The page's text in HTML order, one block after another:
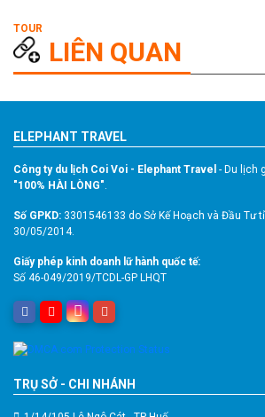
LIÊN QUAN
ELEPHANT TRAVEL
Công ty du lịch Coi Voi - Elephant Travel - Du lịch
"100% HÀI LÒNG".
Số GPKD: 3301546133 do Sở Kế Hoạch và Đầu Tư
30/05/2014.
Giấy phép kinh doanh lữ hành quốc tế:
Số 46-049/2019/TCDL-GP LHQT
TRỤ SỞ - CHI NHÁNH